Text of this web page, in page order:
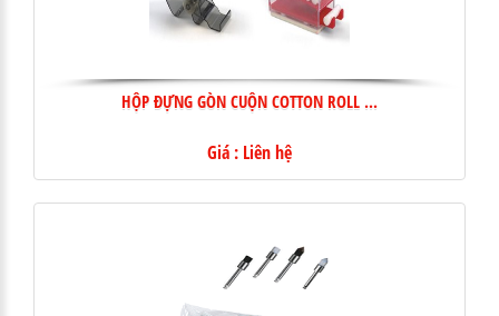
HỘP ĐỰNG GÒN CUỘN COTTON ROLL ...
Giá : Liên hệ